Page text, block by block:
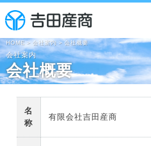
HOME>会社案内 > 会社概要
会社案内
会社概要
名
称
有限会社吉田産商